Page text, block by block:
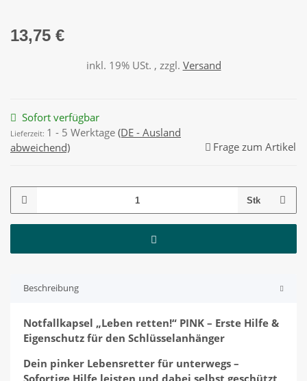
13,75 €
inkl. 19% USt. , zzgl. Versand
Sofort verfügbar
Lieferzeit: 1 - 5 Werktage (DE - Ausland
abweichend)
Frage zum Artikel
Stk
Beschreibung
Notfallkapsel „Leben retten!“ PINK – Erste Hilfe &
Eigenschutz für den Schlüsselanhänger
Dein pinker Lebensretter für unterwegs –